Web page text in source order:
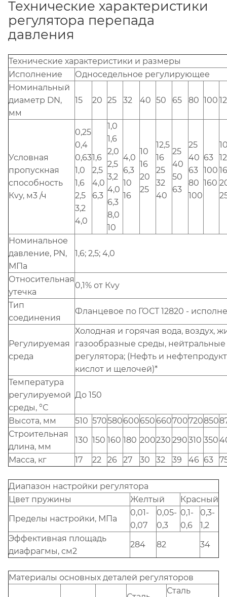
Технические характеристики
регулятора перепада
давления
Технические характеристики и размеры
Исполнение
Односедельное регулирующее
Номинальный
диаметр DN,
мм
15 20 25 32 40 50 65 80 100
Условная
пропускная
способность
Кvу, м3 /ч
0,25
0,4
0,63
1,0
1,6
2,5
3,2
4,0
1,6
2,5
4,0
6,3
1,0
1,6
2,0
2,5
3,2
4,0
6,3
8,0
10
4,0
6,3
10
16
10
16
20
25
12,5
16
25
32
40
25
40
50
63
25
40
63
80
100
63
100
160
Номинальное
давление, РN,
МПа
1,6; 2,5; 4,0
Относительная
утечка
0,1% от Кvy
Тип
соединения
Фланцевое по ГОСТ 12820 -
Регулируемая
среда
Холодная и горячая вода, воздух,
газообразные среды,
регулятора; (Нефть и
кислот и щелочей)*
Температура
регулируемой
среды, °С
До 150
Высота, мм 510 570580600650660700720850
Строительная
длина, мм
130 150 160 180 200230 290310 350
Масса, кг 17 22 26 27 30 32 39 46 63
Диапазон настройки регулятора
Цвет пружины
Желтый
Красный
Пределы настройки, МПа
0,01-
0,07
0,05-
0,3
0,1-
0,6
0,3-
1,2
Эффективная площадь
диафрагмы, см2
284 82 34
Материалы основных деталей регуляторов
Сталь